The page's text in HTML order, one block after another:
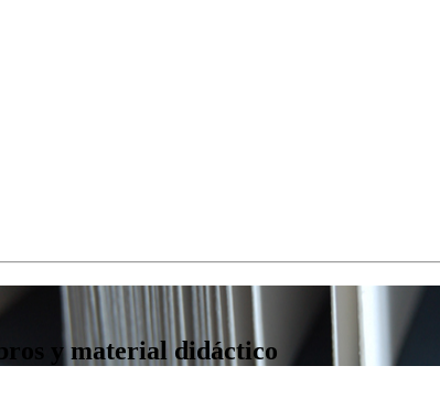
y material didáctico